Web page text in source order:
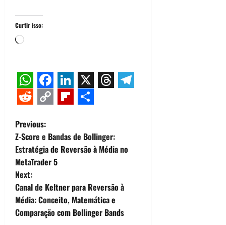
Curtir isso:
Carregando...
WhatsApp
Facebook
LinkedIn
X Threads
Telegram
Link
P
o
s
t
n
Previous:
Z-Score e Bandas de Bollinger:
Estratégia de Reversão à Média no
MetaTrader 5
Next:
Canal de Keltner para Reversão à
Média: Conceito, Matemática e
Comparação com Bollinger Bands